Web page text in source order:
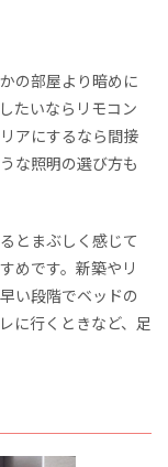
の部屋より暗めに
たいならリモコン
アにするなら間接
な照明の選び方も
とまぶしく感じて
めです。新築やリ
い段階でベッドの
に行くときなど、足